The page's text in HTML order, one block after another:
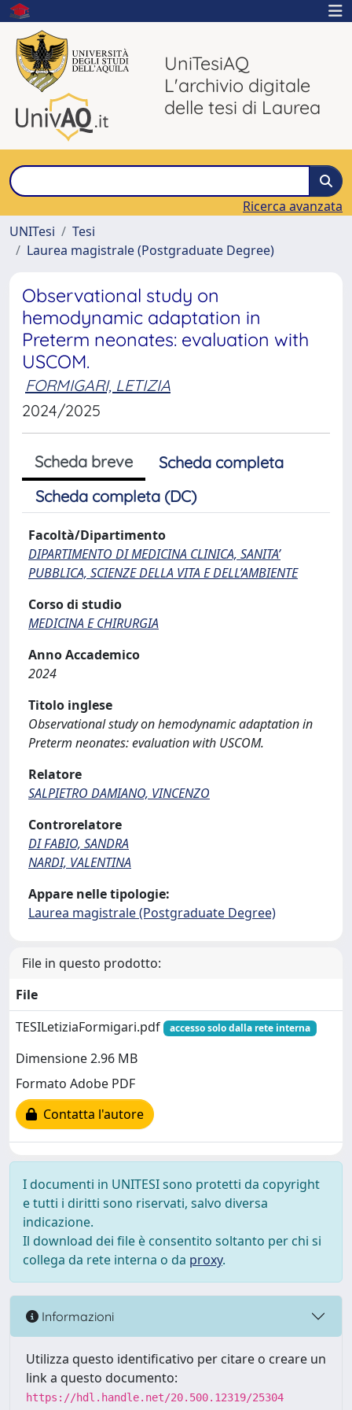
UniTesiAQ
L'archivio digitale
delle tesi di Laurea
Ricerca avanzata
UNITesi
Tesi
Laurea magistrale (Postgraduate Degree)
Observational study on
hemodynamic adaptation in
Preterm neonates: evaluation with
USCOM.
FORMIGARI, LETIZIA
2024/2025
Scheda breve
Scheda completa
Scheda completa (DC)
Facoltà/Dipartimento
DIPARTIMENTO DI MEDICINA CLINICA, SANITA’
PUBBLICA, SCIENZE DELLA VITA E DELL’AMBIENTE
Corso di studio
MEDICINA E CHIRURGIA
Anno Accademico
2024
Titolo inglese
Observational study on hemodynamic adaptation in
Preterm neonates: evaluation with USCOM.
Relatore
SALPIETRO DAMIANO, VINCENZO
Controrelatore
DI FABIO, SANDRA
NARDI, VALENTINA
Appare nelle tipologie:
Laurea magistrale (Postgraduate Degree)
File in questo prodotto:
File
TESILetiziaFormigari.pdf
accesso solo dalla rete interna
Dimensione 2.96 MB
Formato Adobe PDF
Contatta l'autore
I documenti in UNITESI sono protetti da copyright
e tutti i diritti sono riservati, salvo diversa
indicazione.
Il download dei file è consentito soltanto per chi si
collega da rete interna o da proxy.
Informazioni
Utilizza questo identificativo per citare o creare un
link a questo documento:
https://hdl.handle.net/20.500.12319/25304